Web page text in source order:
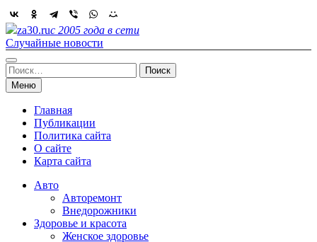
Skip
to
content
za30.ruс 2005 года в сети
Случайные новости
Найти:
Меню
Главная
Публикации
Политика сайта
О сайте
Карта сайта
Авто
Авторемонт
Внедорожники
Здоровье и красота
Женское здоровье